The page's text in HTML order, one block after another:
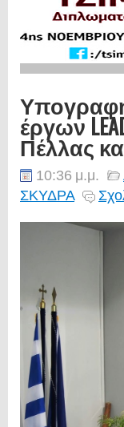
έργων
Πέλλας
10:36 μ.μ.
ΣΚΥΔΡΑ